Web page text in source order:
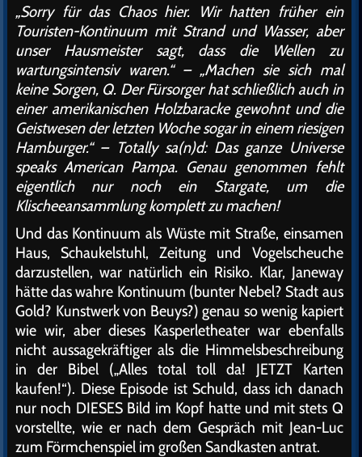
„Sorry für das Chaos hier. Wir hatten früher ein
Touristen-Kontinuum mit Strand und Wasser, aber
unser Hausmeister sagt, dass die Wellen zu
wartungsintensiv waren.“ – „Machen sie sich mal
keine Sorgen, Q. Der Fürsorger hat schließlich auch in
einer amerikanischen Holzbaracke gewohnt und die
Geistwesen der letzten Woche sogar in einem riesigen
Hamburger.“ – Totally sa(n)d: Das ganze Universe
speaks American Pampa. Genau genommen fehlt
eigentlich nur noch ein Stargate, um die
Klischeeansammlung komplett zu machen!
Und das Kontinuum als Wüste mit Straße, einsamen
Haus, Schaukelstuhl, Zeitung und Vogelscheuche
darzustellen, war natürlich ein Risiko. Klar, Janeway
hätte das wahre Kontinuum (bunter Nebel? Stadt aus
Gold? Kunstwerk von Beuys?) genau so wenig kapiert
wie wir, aber dieses Kasperletheater war ebenfalls
nicht aussagekräftiger als die Himmelsbeschreibung
in der Bibel („Alles total toll da! JETZT Karten
kaufen!“). Diese Episode ist Schuld, dass ich danach
nur noch DIESES Bild im Kopf hatte und mit stets Q
vorstellte, wie er nach dem Gespräch mit Jean-Luc
zum Förmchenspiel im großen Sandkasten antrat.